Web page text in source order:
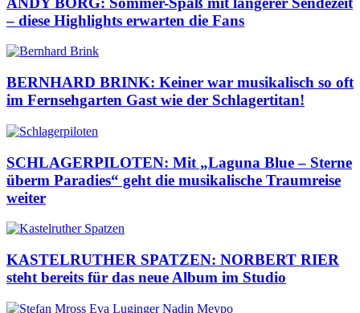
– diese Highlights erwarten die Fans
BERNHARD BRINK: Keiner war musikalisch so oft
im Fernsehgarten Gast wie der Schlagertitan!
SCHLAGERPILOTEN: Mit „Laguna Blue – Sterne
überm Paradies“ geht die musikalische Traumreise
weiter
KASTELRUTHER SPATZEN: NORBERT RIER
steht bereits für das neue Album im Studio